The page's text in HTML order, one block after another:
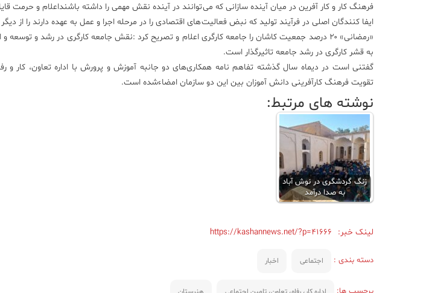
فرهنگ کار و کار آفرین در میان آینده سازانی که می‌ توانند در آینده نقش مهمی را داشته باشنداعلام و حرمت
ایفا کنندگان اصلی در فرآیند تولید که نبض فعالیت های اقتصادی را در مرحله اجرا و عمل به عهده دارند را از
«رمضانی» ۲۰ درصد جمعیت کاشان را جامعه کارگری اعلام و تصریح کرد :نقش جامعه کارگری در رشد و
به قشر کارگری در رشد جامعه تاثیرگذار است.
گفتنی است در دیماه سال گذشته تفاهم نامه همکاری‌های دو جانبه آموزش و پرورش با اداره تعاون، کار
تقویت فرهنگ کارآفرینی دانش آموزان بین این دو سازمان امضاءشده است.
نوشته های مرتبط:
زنگ گردشگری در نوش آباد
به صدا درآمد
لینک خبر: https://kashannews.net/?p=41666
دسته بندی : اجتماعی اخبار